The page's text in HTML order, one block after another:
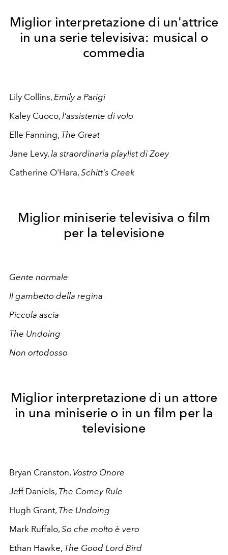
Miglior interpretazione di un'attrice
in una serie televisiva: musical o
commedia
Lily Collins, Emily a Parigi
Kaley Cuoco, l'assistente di volo
Elle Fanning, The Great
Jane Levy, la straordinaria playlist di Zoey
Catherine O'Hara, Schitt's Creek
Miglior miniserie televisiva o film
per la televisione
Gente normale
Il gambetto della regina
Piccola ascia
The Undoing
Non ortodosso
Miglior interpretazione di un attore
in una miniserie o in un film per la
televisione
Bryan Cranston, Vostro Onore
Jeff Daniels, The Comey Rule
Hugh Grant, The Undoing
Mark Ruffalo, So che molto è vero
Ethan Hawke, The Good Lord Bird